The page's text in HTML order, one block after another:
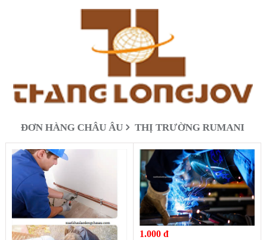
ĐƠN HÀNG CHÂU ÂU THỊ TRƯỜNG RUMANI
1.000 đ